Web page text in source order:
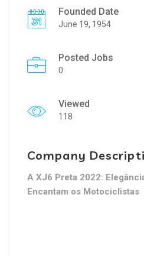
Founded Date
June 19, 1954
Posted Jobs
0
Viewed
118
Company
A XJ6 Preta 2022:
Encantam os Motociclistas